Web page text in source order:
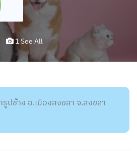
1 See All
ปช้าง อ.เมืองสงขลา จ.สงขลา